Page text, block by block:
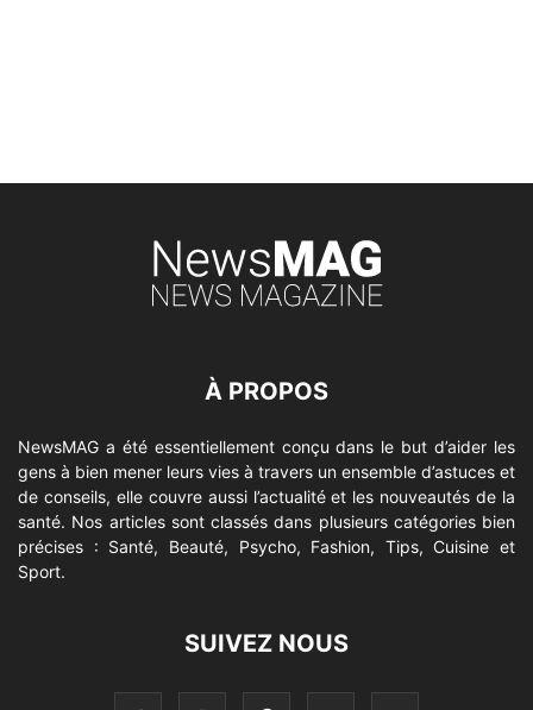
À PROPOS
NewsMAG a été essentiellement conçu dans le but d’aider les
gens à bien mener leurs vies à travers un ensemble d’astuces et
de conseils, elle couvre aussi l’actualité et les nouveautés de la
santé. Nos articles sont classés dans plusieurs catégories bien
précises : Santé, Beauté, Psycho, Fashion, Tips, Cuisine et
Sport.
SUIVEZ NOUS